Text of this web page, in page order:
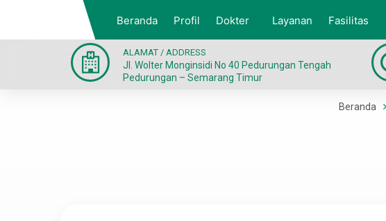
Beranda Profil Dokter Layanan Fasilitas
ALAMAT / ADDRESS
Jl. Wolter Monginsidi No 40 Pedurungan Tengah
Pedurungan – Semarang Timur
Beranda